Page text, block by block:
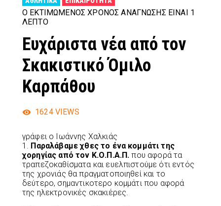
Ο ΕΚΤΙΜΏΜΕΝΟΣ ΧΡΌΝΟΣ ΑΝΆΓΝΩΣΗΣ ΕΊΝΑΙ 1
ΛΕΠΤΌ
Ευχάριστα νέα από τον
Σκακιστικό Όμιλο
Καρπάθου
1624 VIEWS
γράφει ο Ιωάννης Χαλκιάς
1. Παραλάβαμε χθες το ένα κομμάτι της
χορηγίας από τον Κ.Ο.Π.Α.Π. που αφορά τα
τραπεζοκαθίσματα και ευελπιστούμε ότι εντός
της χρονιάς θα πραγματοποιηθεί και το
δεύτερο, σημαντικοτερο κομμάτι που αφορά
της ηλεκτρονικές σκακιέρες.